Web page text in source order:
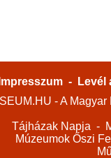
Impresszum -
Levél
- A
Tájházak Napja -
Múzeumok Őszi